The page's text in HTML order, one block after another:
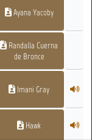
Ayana Yacoby
Randalla Cuerna
de Bronce
Imani Gray
Hawk